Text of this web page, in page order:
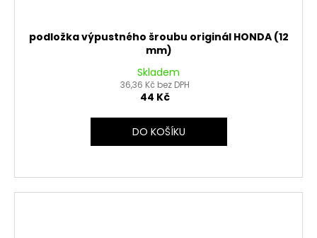
podložka výpustného šroubu originál HONDA (12
mm)
Skladem
36,36 Kč bez DPH
44 Kč
DO KOŠÍKU